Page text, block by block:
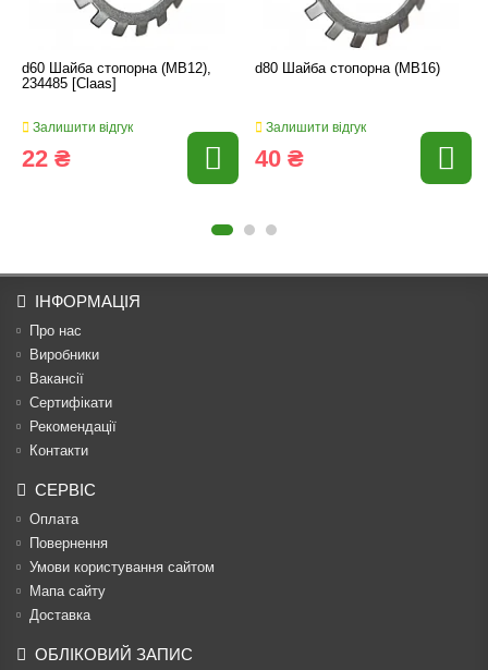
d60 Шайба стопорна (MB12),
234485 [Claas]
Залишити відгук
22 ₴
d80 Шайба стопорна (MB16)
Залишити відгук
40 ₴
ІНФОРМАЦІЯ
Про нас
Виробники
Вакансії
Сертифікати
Рекомендації
Контакти
СЕРВІС
Оплата
Повернення
Умови користування сайтом
Мапа сайту
Доставка
ОБЛІКОВИЙ ЗАПИС